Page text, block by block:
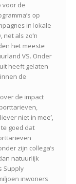
voor de
op
in lokale
net als zo’n
het meeste
VS. Onder
heeft gelaten
de
de impact
niet in mee’,
goed dat
zijn collega’s
natuurlijk
Supply
inwoners